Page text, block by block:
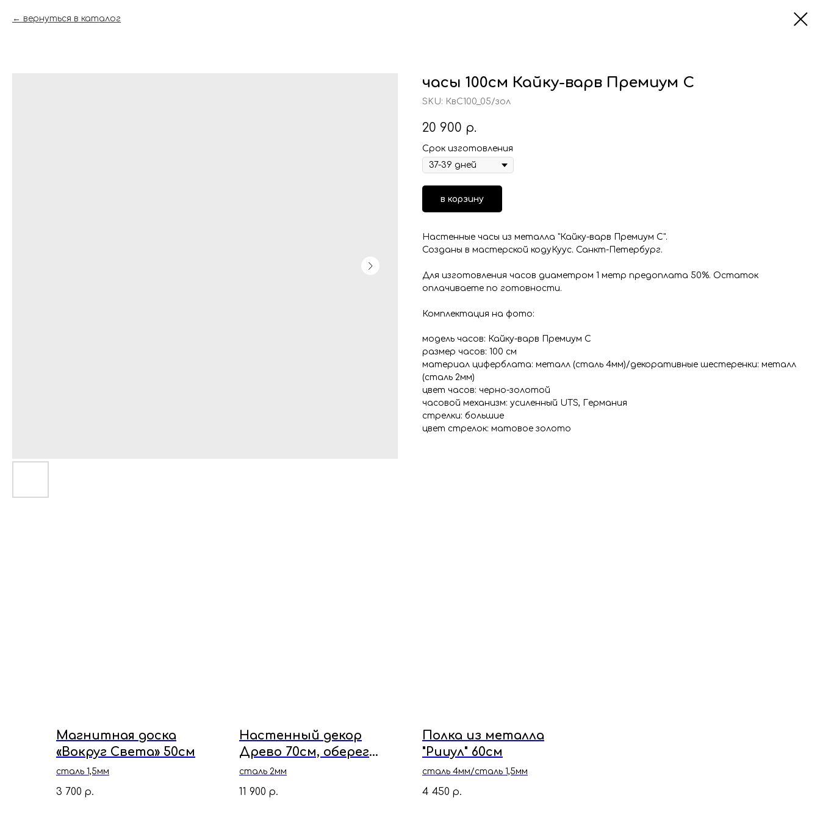
вернуться в каталог
часы 100см Кайку-варв Премиум С
SKU: КвС100_05/зол
20 900 р.
Срок изготовления
в корзину
Настенные часы из металла "Кайку-варв Премиум С".
Созданы в мастерской кодуКуус. Санкт-Петербург.
Для изготовления часов диаметром 1 метр предоплата 50%. Остаток
оплачиваете по готовности.
Комплектация на фото:
модель часов: Кайку-варв Премиум С
размер часов: 100 см
материал циферблата: металл (сталь 4мм)/декоративные шестеренки: металл
(сталь 2мм)
цвет часов: черно-золотой
часовой механизм: усиленный UTS, Германия
стрелки: большие
цвет стрелок: матовое золото
Магнитная доска
«Вокруг Света» 50см
сталь 1,5мм
3 700 р.
Настенный декор
Древо 70см, оберег
дома и семьи
сталь 2мм
11 900 р.
Полка из металла
"Рииул" 60см
сталь 4мм/сталь 1,5мм
4 450 р.